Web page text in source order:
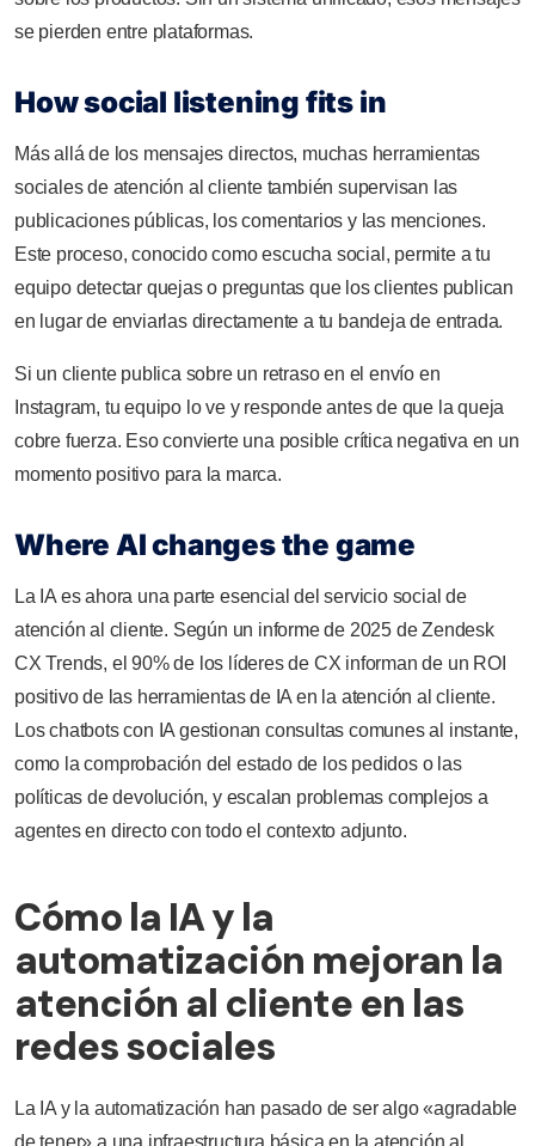
se pierden entre plataformas.
How social listening fits in
Más allá de los mensajes directos, muchas herramientas
sociales de atención al cliente también supervisan las
publicaciones públicas, los comentarios y las menciones.
Este proceso, conocido como escucha social, permite a tu
equipo detectar quejas o preguntas que los clientes publican
en lugar de enviarlas directamente a tu bandeja de entrada.
Si un cliente publica sobre un retraso en el envío en
Instagram, tu equipo lo ve y responde antes de que la queja
cobre fuerza. Eso convierte una posible crítica negativa en un
momento positivo para la marca.
Where AI changes the game
La IA es ahora una parte esencial del servicio social de
atención al cliente. Según un informe de 2025 de Zendesk
CX Trends, el 90% de los líderes de CX informan de un ROI
positivo de las herramientas de IA en la atención al cliente.
Los chatbots con IA gestionan consultas comunes al instante,
como la comprobación del estado de los pedidos o las
políticas de devolución, y escalan problemas complejos a
agentes en directo con todo el contexto adjunto.
Cómo la IA y la
automatización mejoran la
atención al cliente en las
redes sociales
La IA y la automatización han pasado de ser algo «agradable
de tener» a una infraestructura básica en la atención al